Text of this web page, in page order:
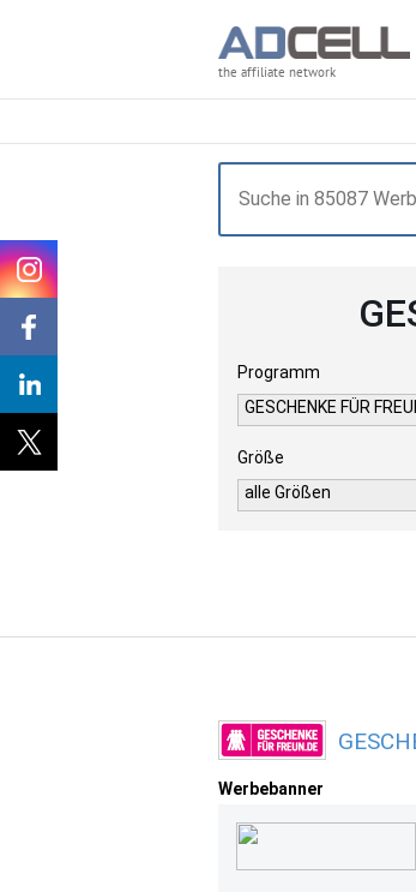
the affiliate network
Programm
GESCHENKE FÜR
Größe
alle Größen
Werbebanner